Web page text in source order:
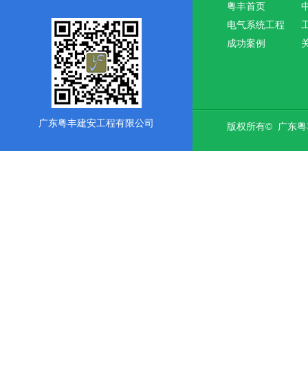
广东粤丰建安工程有限公司
粤丰首页
电气系统工程
成功案例
版权所有© 广东